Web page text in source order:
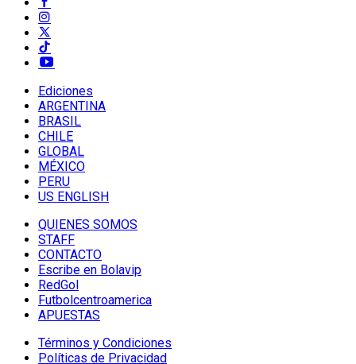
Ediciones
ARGENTINA
BRASIL
CHILE
GLOBAL
MÉXICO
PERU
US ENGLISH
QUIENES SOMOS
STAFF
CONTACTO
Escribe en Bolavip
RedGol
Futbolcentroamerica
APUESTAS
Términos y Condiciones
Políticas de Privacidad